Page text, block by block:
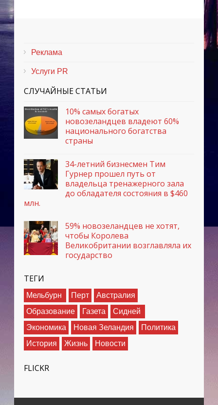
Реклама
Услуги PR
СЛУЧАЙНЫЕ СТАТЬИ
10% самых богатых
новозеландцев владеют 60%
национального богатства
страны
34-летний бизнесмен Тим
Гурнер прошел путь от
владельца тренажерного зала
до обладателя состояния в $460
млн.
59% новозеландцев не хотят,
чтобы Королева
Великобритании возглавляла их
государство
ТЕГИ
Мельбурн Перт
Австралия
Образование
Газета
Сидней
Экономика
Новая Зеландия
Политика
История
Жизнь Новости
FLICKR